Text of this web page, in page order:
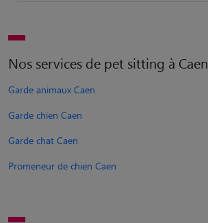
Nos services de pet sitting à Caen
Garde animaux Caen
Garde chien Caen
Garde chat Caen
Promeneur de chien Caen